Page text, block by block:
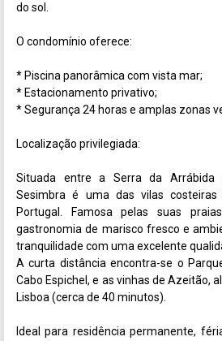
do sol.
O condomínio oferece:
* Piscina panorâmica com vista mar;
* Estacionamento privativo;
* Segurança 24 horas e amplas zonas
Localização privilegiada:
Situada entre a Serra da Arrábida
Sesimbra é uma das vilas costeiras
Portugal. Famosa pelas suas
gastronomia de marisco fresco e
tranquilidade com uma excelente
A curta distância encontra-se o
Cabo Espichel, e as vinhas de Azeitão,
Lisboa (cerca de 40 minutos).
Ideal para residência permanente,